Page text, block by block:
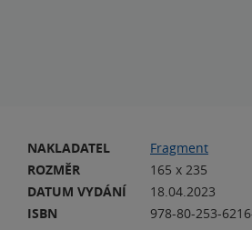
NAKLADATEL
Fragment
ROZMĚR
165 x 235
DATUM VYDÁNÍ
18.04.2023
ISBN
978-80-253-